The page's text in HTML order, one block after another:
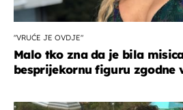
"VRUĆE JE OVDJE"
Malo tko zna da je bila
besprijekornu figuru zgodne